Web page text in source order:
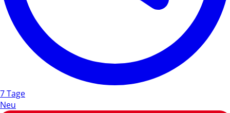
7 Tage
Neu